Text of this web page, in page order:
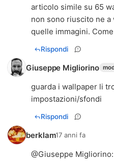
articolo simile su 65
non sono riuscito ne
quelle immagini.
Rispondi
Giuseppe Migliorino
guarda i wallpaper li
impostazioni/sfondi
Rispondi
berklam17 anni fa
@Giuseppe Migliorino